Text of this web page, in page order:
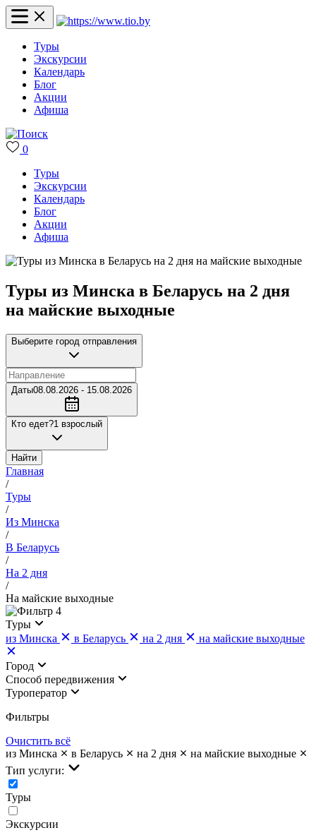
Туры
Экскурсии
Календарь
Блог
Акции
Афиша
0
Туры
Экскурсии
Календарь
Блог
Акции
Афиша
Туры из Минска в Беларусь на 2 дня
на майские выходные
Выберите город отправления
Даты08.08.2026 - 15.08.2026
Кто едет?1 взрослый
Найти
Главная
/
Туры
/
Из Минска
/
В Беларусь
/
На 2 дня
/
На майские выходные
4
Туры
из Минска
в Беларусь на 2 дня на майские выходные
Город
Cпособ передвижения
Туроператор
Фильтры
Очистить всё
из Минска
в Беларусь на 2 дня
на майские выходные
Тип услуги:
Туры
Экскурсии